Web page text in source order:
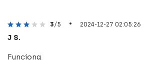
3/5 • 2024-12-27 02:05:26
J S.
Funciona